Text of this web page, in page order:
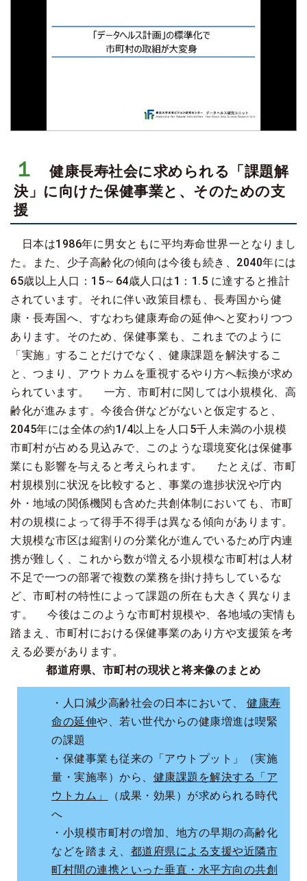
１
健康長寿社会に求められる「課題解
決」に向けた保健事業と、そのための支
援
日本は1986年に男女ともに平均寿命世界一となりまし
た。また、少子高齢化の傾向は今後も続き、2040年には
65歳以上人口：15～64歳人口は1：1.5 に達すると推計
されています。それに伴い政策目標も、長寿国から健
康・長寿国へ、すなわち健康寿命の延伸へと変わりつつ
あります。そのため、保健事業も、これまでのように
「実施」することだけでなく、健康課題を解決するこ
と、つまり、アウトカムを重視するやり方へ転換が求め
られています。 一方、市町村に関しては小規模化、高
齢化が進みます。今後合併などがないと仮定すると、
2045年には全体の約1/4以上を人口5千人未満の小規模
市町村が占める見込みで、このような環境変化は保健事
業にも影響を与えると考えられます。 たとえば、市町
村規模別に状況を比較すると、事業の進捗状況や庁内
外・地域の関係機関も含めた共創体制においても、市町
村の規模によって得手不得手は異なる傾向があります。
大規模な市区は縦割りの分業化が進んでいるため庁内連
携が難しく、これから数が増える小規模な市町村は人材
不足で一つの部署で複数の業務を掛け持ちしているな
ど、市町村の特性によって課題の所在も大きく異なりま
す。 今後はこのような市町村規模や、各地域の実情も
踏まえ、市町村における保健事業のあり方や支援策を考
える必要があります。
都道府県、市町村の現状と将来像のまとめ
・人口減少高齢社会の日本において、 健康寿
命の延伸や、若い世代からの健康増進は喫緊
の課題
・保健事業も従来の「アウトプット」（実施
量・実施率）から、 健康課題を解決する「ア
ウトカム」
（成果・効果）が求められる時代
へ
・小規模市町村の増加、地方の早期の高齢化
などを踏まえ、 都道府県による支援や近隣市
町村間の連携といった垂直・水平方向の共創